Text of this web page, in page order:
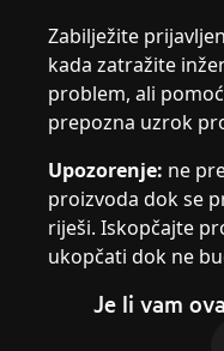
Zabilježite
kada zatražite
problem, ali
prepozna uzrok
Upozorenje: ne
proizvoda dok se
riješi. Iskopčajte
ukopčati dok ne
Je li vam